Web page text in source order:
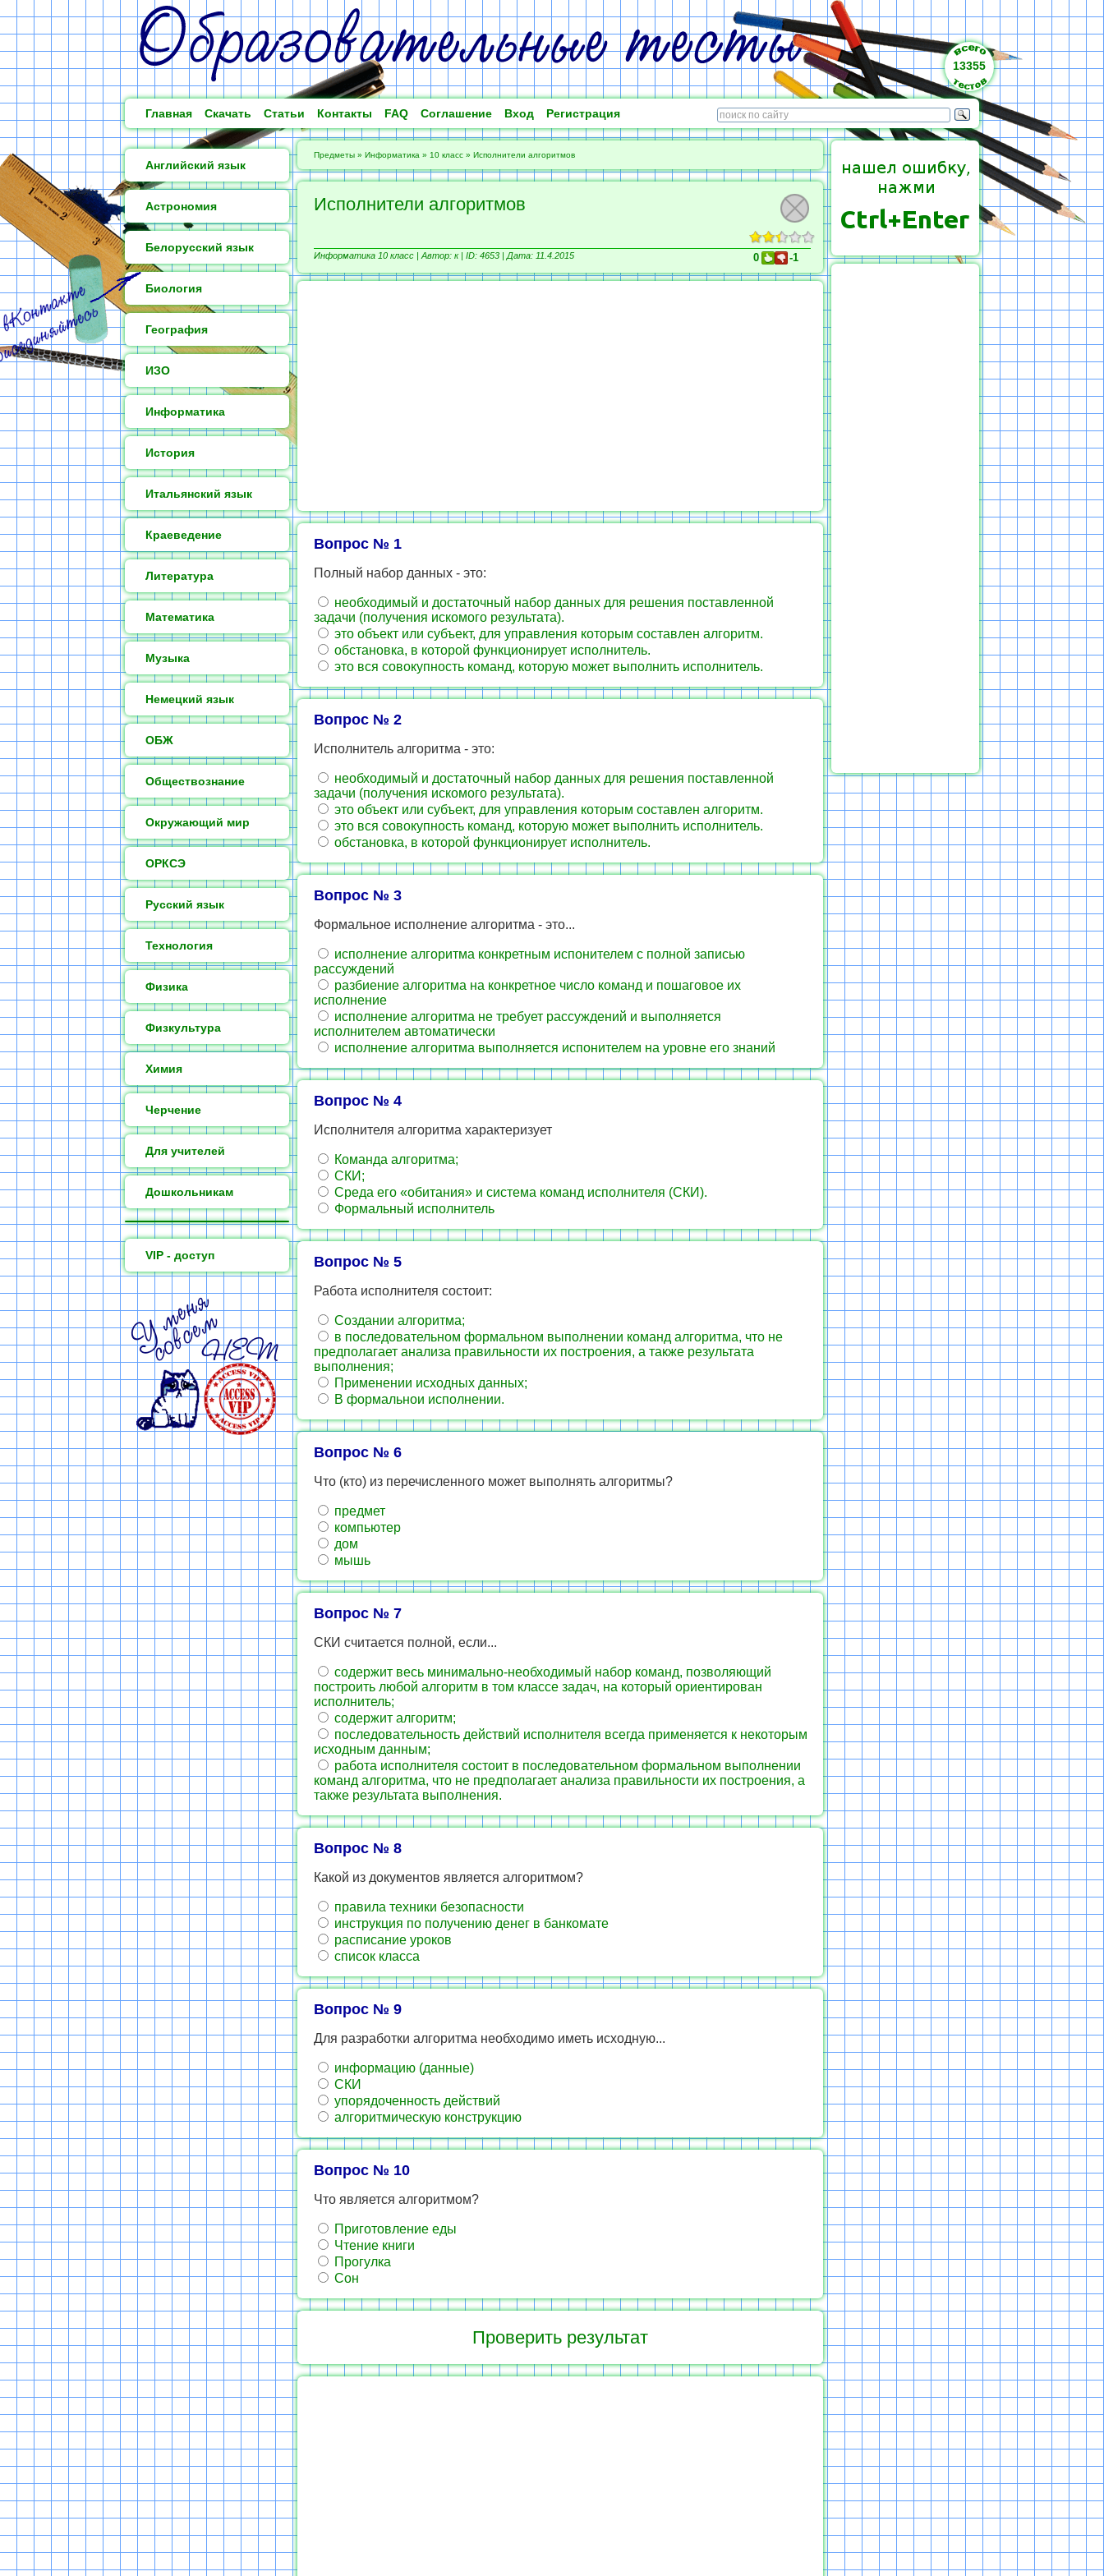
13355
Главная Скачать Статьи Контакты FAQ Соглашение Вход Регистрация
Английский язык
Астрономия
Белорусский язык
Биология
География
ИЗО
Информатика
История
Итальянский язык
Краеведение
Литература
Математика
Музыка
Немецкий язык
ОБЖ
Обществознание
Окружающий мир
ОРКСЭ
Русский язык
Технология
Физика
Физкультура
Химия
Черчение
Для учителей
Дошкольникам
VIP - доступ
Предметы » Информатика » 10 класс » Исполнители алгоритмов
Исполнители алгоритмов
Информатика 10 класс | Автор: к | ID: 4653 | Дата: 11.4.2015 0 -1
Вопрос № 1
Полный набор данных - это:
необходимый и достаточный набор данных для решения поставленной
задачи (получения искомого результата).
это объект или субъект, для управления которым составлен алгоритм.
обстановка, в которой функционирует исполнитель.
это вся совокупность команд, которую может выполнить исполнитель.
Вопрос № 2
Исполнитель алгоритма - это:
необходимый и достаточный набор данных для решения поставленной
задачи (получения искомого результата).
это объект или субъект, для управления которым составлен алгоритм.
это вся совокупность команд, которую может выполнить исполнитель.
обстановка, в которой функционирует исполнитель.
Вопрос № 3
Формальное исполнение алгоритма - это...
исполнение алгоритма конкретным испонителем с полной записью
рассуждений
разбиение алгоритма на конкретное число команд и пошаговое их
исполнение
исполнение алгоритма не требует рассуждений и выполняется
исполнителем автоматически
исполнение алгоритма выполняется испонителем на уровне его знаний
Вопрос № 4
Исполнителя алгоритма характеризует
Команда алгоритма;
СКИ;
Среда его «обитания» и система команд исполнителя (СКИ).
Формальный исполнитель
Вопрос № 5
Работа исполнителя состоит:
Создании алгоритма;
в последовательном формальном выполнении команд алгоритма, что не
предполагает анализа правильности их построения, а также результата
выполнения;
Применении исходных данных;
В формальнои исполнении.
Вопрос № 6
Что (кто) из перечисленного может выполнять алгоритмы?
предмет
компьютер
дом
мышь
Вопрос № 7
СКИ считается полной, если...
содержит весь минимально-необходимый набор команд, позволяющий
построить любой алгоритм в том классе задач, на который ориентирован
исполнитель;
содержит алгоритм;
последовательность действий исполнителя всегда применяется к некоторым
исходным данным;
работа исполнителя состоит в последовательном формальном выполнении
команд алгоритма, что не предполагает анализа правильности их построения, а
также результата выполнения.
Вопрос № 8
Какой из документов является алгоритмом?
правила техники безопасности
инструкция по получению денег в банкомате
расписание уроков
список класса
Вопрос № 9
Для разработки алгоритма необходимо иметь исходную...
информацию (данные)
СКИ
упорядоченность действий
алгоритмическую конструкцию
Вопрос № 10
Что является алгоритмом?
Приготовление еды
Чтение книги
Прогулка
Сон